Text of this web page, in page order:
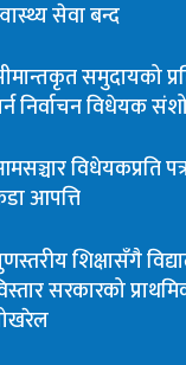
सेवा बन्द
समुदायको
निर्वाचन विधेयक
विधेयकप्रति
आपत्ति
शिक्षासँगै
सरकारको